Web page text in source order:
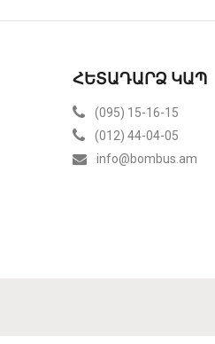
ՀԵՏԱԴԱՐՁ ԿԱՊ
(095) 15-16-15
(012) 44-04-05
info@bombus.am